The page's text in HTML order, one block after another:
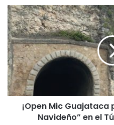
“En el MAPR nos
orgullosos de
acreditados por
logro confirma
cumple con los
estándares de
nacional.
sello de
comunidad
¡Open Mic Guajataca
Navideño” en el